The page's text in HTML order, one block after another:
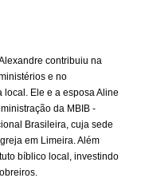
contribuiu na
e no
local. Ele e a esposa Aline
da MBIB -
Brasileira, cuja sede
em Limeira. Além
bíblico local, investindo